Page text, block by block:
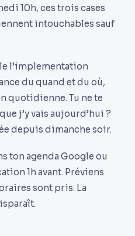
10h, ces trois cases
intouchables sauf
l’implementation
du quand et du où,
quotidienne. Tu ne te
j’y vais aujourd’hui ?
depuis dimanche soir.
ton agenda Google ou
1h avant. Préviens
sont pris. La